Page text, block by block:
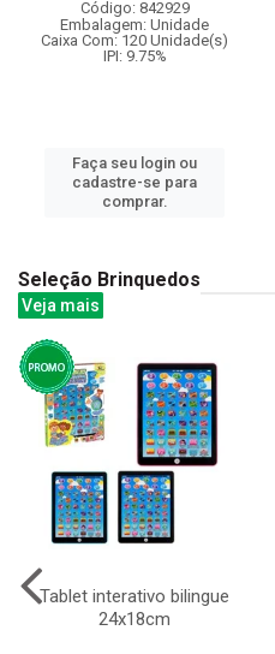
Código: 842929
Embalagem: Unidade
Caixa Com: 120 Unidade(s)
IPI: 9.75%
Faça seu login ou
cadastre-se para
comprar.
Seleção Brinquedos
Veja mais
Tablet interativo bilingue
24x18cm